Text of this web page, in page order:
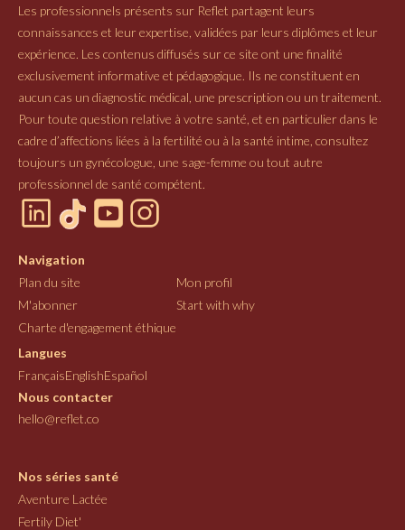
Les professionnels présents sur Reflet partagent leurs
connaissances et leur expertise, validées par leurs diplômes et leur
expérience. Les contenus diffusés sur ce site ont une finalité
exclusivement informative et pédagogique. Ils ne constituent en
aucun cas un diagnostic médical, une prescription ou un traitement.
Pour toute question relative à votre santé, et en particulier dans le
cadre d’affections liées à la fertilité ou à la santé intime, consultez
toujours un gynécologue, une sage-femme ou tout autre
professionnel de santé compétent.
Navigation
Plan du site
Mon profil
M'abonner
Start with why
Charte d'engagement éthique
Langues
FrançaisEnglishEspañol
Nous contacter
hello@reflet.co
Nos séries santé
Aventure Lactée
Fertily Diet'